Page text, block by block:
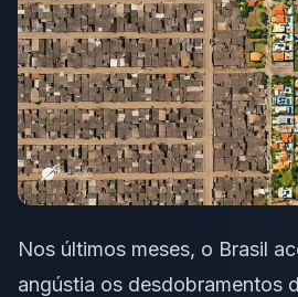
Nos últimos meses, o Brasil
angústia os desdobramentos